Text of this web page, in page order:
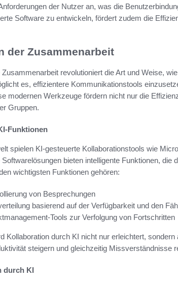
der Nutzer an, was die
Software zu entwickeln, fördert zudem die
der Zusammenarbeit
revolutioniert die Art und Weise,
es, effizientere Kommunikationstools
modernen Werkzeuge fördern nicht nur die
Gruppen.
Funktionen
spielen KI-gesteuerte Kollaborationstools wie
bieten intelligente Funktionen, die
wichtigsten Funktionen gehören:
von Besprechungen
basierend auf der Verfügbarkeit und den
Tools zur Verfolgung von Fortschritten
Kollaboration durch KI nicht nur erleichtert,
steigern und gleichzeitig Missverständnisse
durch KI